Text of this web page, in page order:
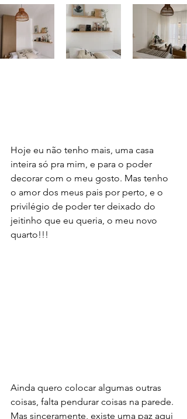
Hoje eu não tenho mais, uma casa
inteira só pra mim, e para o poder
decorar com o meu gosto. Mas tenho
o amor dos meus pais por perto, e o
privilégio de poder ter deixado do
jeitinho que eu queria, o meu novo
quarto!!!
Ainda quero colocar algumas outras
coisas, falta pendurar coisas na parede.
Mas sinceramente, existe uma paz aqui